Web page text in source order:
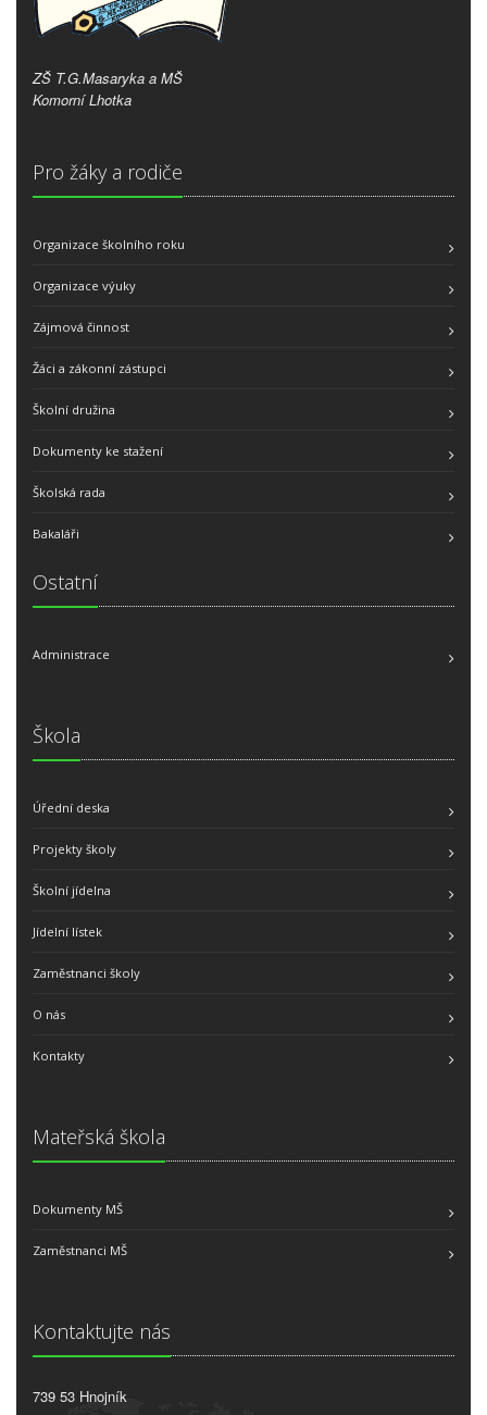
ZŠ T.G.Masaryka a MŠ
Komorní Lhotka
Pro žáky a rodiče
Organizace školního roku
Organizace výuky
Zájmová činnost
Žáci a zákonní zástupci
Školní družina
Dokumenty ke stažení
Školská rada
Bakaláři
Ostatní
Administrace
Škola
Úřední deska
Projekty školy
Školní jídelna
Jídelní lístek
Zaměstnanci školy
O nás
Kontakty
Mateřská škola
Dokumenty MŠ
Zaměstnanci MŠ
Kontaktujte nás
739 53 Hnojník